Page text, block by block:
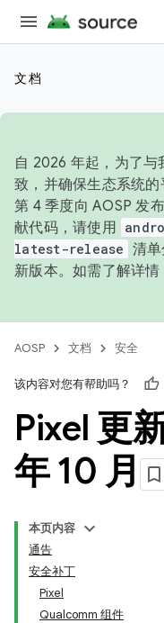
文档
自 2026 年起，为了
致，并确保生态系统
第 4 季度向 AOSP 发
献代码，请使用
latest-release 清
新版本。如需了解详情
AOSP 文档 安全
该内容对您有帮助吗？
Pixel 更
年 10 月
本页内容
通告
安全补丁
Pixel
Qualcomm 组件